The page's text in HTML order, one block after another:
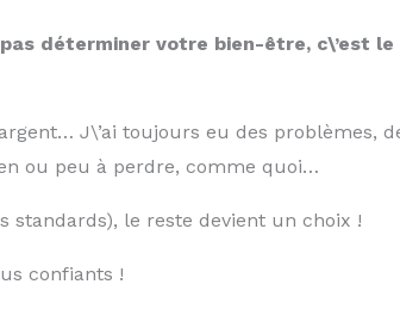
déterminer votre bien-être, c\’est
J\’ai toujours eu des problèmes,
ou peu à perdre, comme quoi…
standards), le reste devient un choix !
confiants !